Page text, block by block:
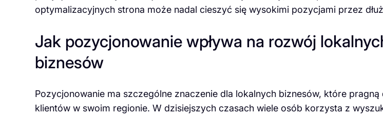
optymalizacyjnych strona może nadal cieszyć się wysokimi pozycjami przez
Jak pozycjonowanie wpływa na rozwój
biznesów
Pozycjonowanie ma szczególne znaczenie dla lokalnych biznesów, które
klientów w swoim regionie. W dzisiejszych czasach wiele osób korzysta z